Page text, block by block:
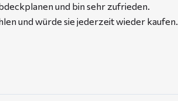
und bin sehr zufrieden.
und würde sie jederzeit wieder kaufen.